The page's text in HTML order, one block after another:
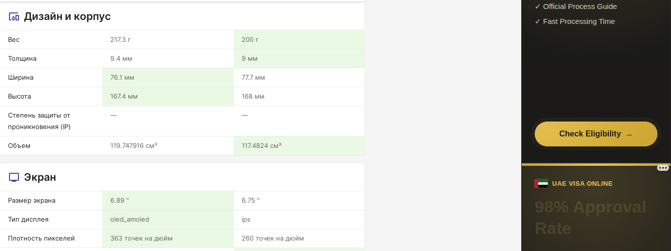
Дизайн и корпус
Вес 217.3 г 200 г
Толщина 9.4 мм 9 мм
Ширина 76.1 мм 77.7 мм
Высота 167.4 мм 168 мм
Степень защиты от
проникновения (IP)
— —
Объем 119.747916 см³ 117.4824 см³
Экран
Размер экрана 6.89 " 6.75 "
Тип дисплея oled_amoled ips
Плотность пикселей 363 точек на дюйм 260 точек на дюйм